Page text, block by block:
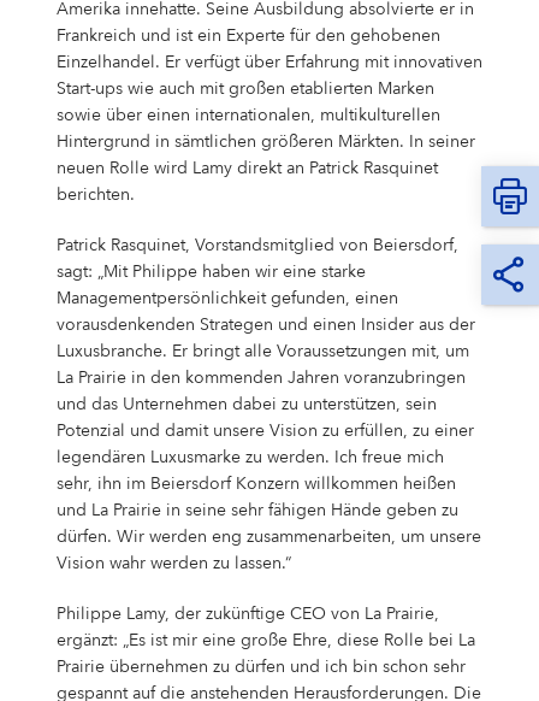
Amerika innehatte. Seine Ausbildung absolvierte er in
Frankreich und ist ein Experte für den gehobenen
Einzelhandel. Er verfügt über Erfahrung mit innovativen
Start-ups wie auch mit großen etablierten Marken
sowie über einen internationalen, multikulturellen
Hintergrund in sämtlichen größeren Märkten. In seiner
neuen Rolle wird Lamy direkt an Patrick Rasquinet
berichten.
Patrick Rasquinet, Vorstandsmitglied von Beiersdorf,
sagt: „Mit Philippe haben wir eine starke
Managementpersönlichkeit gefunden, einen
vorausdenkenden Strategen und einen Insider aus der
Luxusbranche. Er bringt alle Voraussetzungen mit, um
La Prairie in den kommenden Jahren voranzubringen
und das Unternehmen dabei zu unterstützen, sein
Potenzial und damit unsere Vision zu erfüllen, zu einer
legendären Luxusmarke zu werden. Ich freue mich
sehr, ihn im Beiersdorf Konzern willkommen heißen
und La Prairie in seine sehr fähigen Hände geben zu
dürfen. Wir werden eng zusammenarbeiten, um unsere
Vision wahr werden zu lassen.“
Philippe Lamy, der zukünftige CEO von La Prairie,
ergänzt: „Es ist mir eine große Ehre, diese Rolle bei La
Prairie übernehmen zu dürfen und ich bin schon sehr
gespannt auf die anstehenden Herausforderungen. Die